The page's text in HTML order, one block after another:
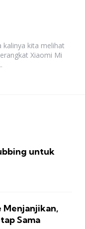
kalinya kita melihat
Xiaomi Mi
untuk
Menjanjikan,
Sama